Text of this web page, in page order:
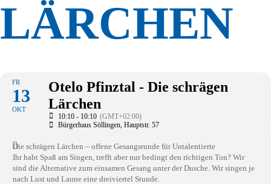
LÄRCHEN
FR
13
OKT
Otelo Pfinztal - Die schrägen
Lärchen
10:10 - 10:10 (GMT+02:00)
Bürgerhaus Söllingen , Hauptstr. 57
Die schrägen Lärchen – offene Gesangsrunde für Untalentierte
Ihr habt Spaß am Singen, trefft aber nur bedingt den richtigen Ton? Wir
sind die Alternative zum einsamen Gesang unter der Dusche. Wir singen je
nach Lust und Laune eine dreiviertel Stunde.